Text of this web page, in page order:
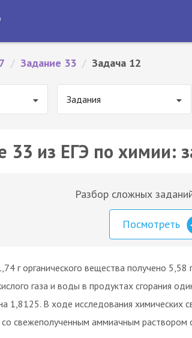
/ Задание 33 / Задача 12
Задания
33 из ЕГЭ по химии:
Разбор сложных
Посмотреть
г органического вещества получено 5,58
газа и воды в продуктах сгорания
1,8125. В ходе исследования химических
со свежеполученным аммиачным раствором